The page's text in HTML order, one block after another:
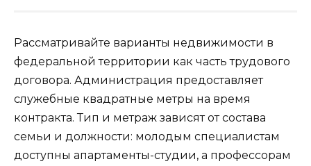
Рассматривайте варианты недвижимости в
федеральной территории как часть трудового
договора. Администрация предоставляет
служебные квадратные метры на время
контракта. Тип и метраж зависят от состава
семьи и должности: молодым специалистам
доступны апартаменты-студии, а профессорам